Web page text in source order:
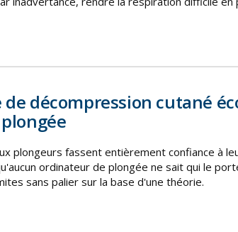
de décompression cutané
plongeurs fassent entièrement confiance à
ordinateur de plongée ne sait qui le
sans palier sur la base d'une théorie.